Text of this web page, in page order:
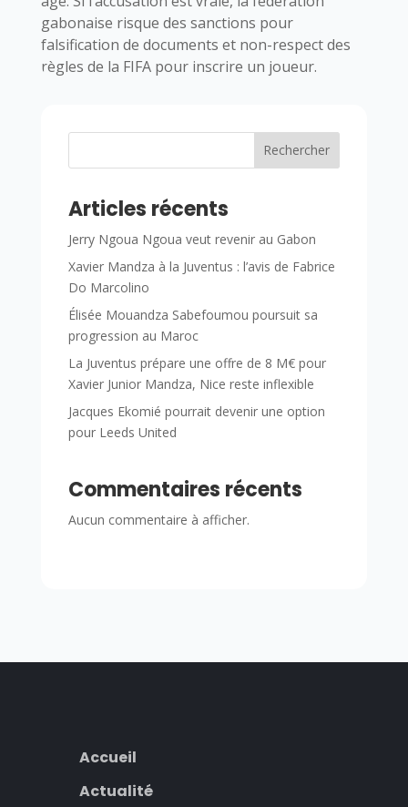
gabonaise risque des sanctions pour
falsification de documents et non-respect des
règles de la FIFA pour inscrire un joueur.
Rechercher
Articles récents
Jerry Ngoua Ngoua veut revenir au Gabon
Xavier Mandza à la Juventus : l’avis de Fabrice
Do Marcolino
Élisée Mouandza Sabefoumou poursuit sa
progression au Maroc
La Juventus prépare une offre de 8 M€ pour
Xavier Junior Mandza, Nice reste inflexible
Jacques Ekomié pourrait devenir une option
pour Leeds United
Commentaires récents
Aucun commentaire à afficher.
Accueil
Actualité